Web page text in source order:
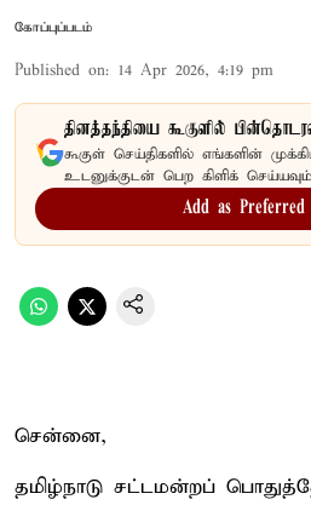
கோப்புப்படம்
Published on: 14 Apr 2026, 4:19 pm
தினத்தந்தியை கூகுளில்
கூகுள் செய்திகளில் எங்களின்
உடனுக்குடன் பெற கிளிக்
Add as Preferred
சென்னை,
தமிழ்நாடு சட்டமன்றப்